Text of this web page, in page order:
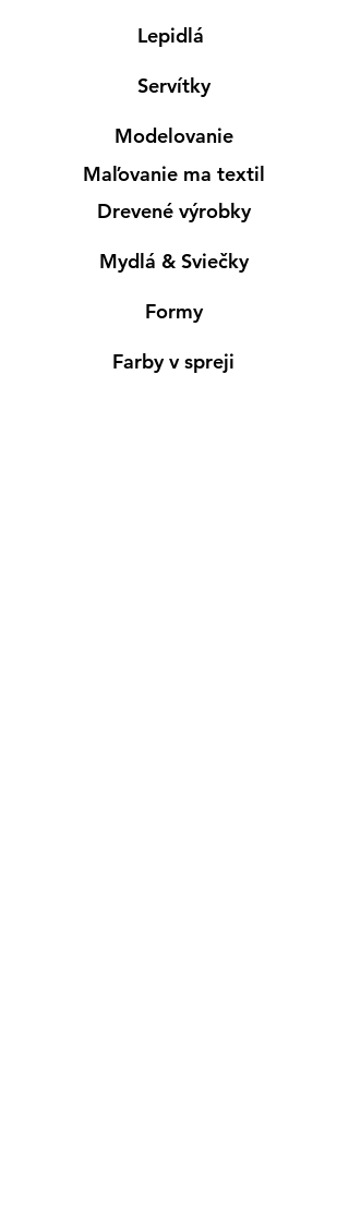
Lepidlá
Servítky
Modelovanie
Maľovanie ma textil
Drevené výrobky
Mydlá & Sviečky
Formy
Farby v spreji